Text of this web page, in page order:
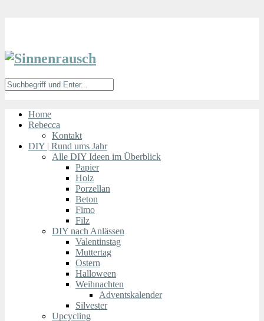
Home
Rebecca
Kontakt
DIY | Rund ums Jahr
Alle DIY Ideen im Überblick
Papier
Holz
Porzellan
Beton
Fimo
Filz
DIY nach Anlässen
Valentinstag
Muttertag
Ostern
Halloween
Weihnachten
Adventskalender
Silvester
Upcycling